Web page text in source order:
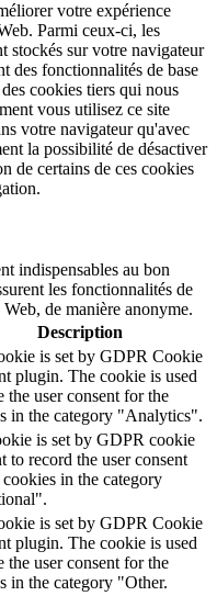
votre expérience
Parmi ceux-ci, les
stockés sur votre navigateur
des fonctionnalités de base
cookies tiers qui nous
vous utilisez ce site
votre navigateur qu'avec
la possibilité de désactiver
de certains de ces cookies
indispensables au bon
les fonctionnalités de
de manière anonyme.
Description
is set by GDPR Cookie
plugin. The cookie is used
the user consent for the
in the category "Analytics".
is set by GDPR cookie
to record the user consent
in the category
is set by GDPR Cookie
plugin. The cookie is used
the user consent for the
in the category "Other.